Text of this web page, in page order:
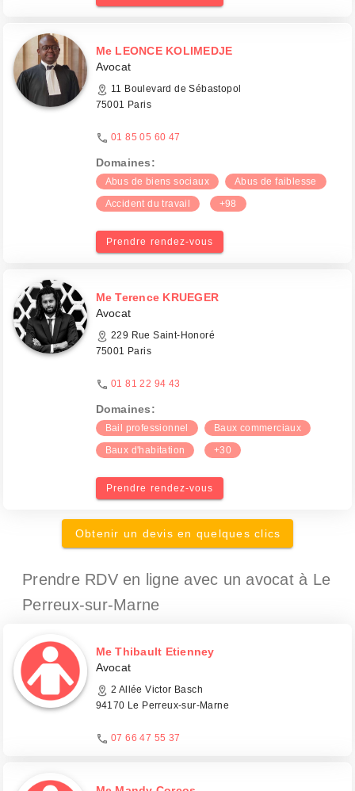
Me LEONCE KOLIMEDJE
Avocat
11 Boulevard de Sébastopol
75001 Paris
01 85 05 60 47
Domaines:
Abus de biens sociaux
Abus de faiblesse
Accident du travail
+98
Prendre rendez-vous
Me Terence KRUEGER
Avocat
229 Rue Saint-Honoré
75001 Paris
01 81 22 94 43
Domaines:
Bail professionnel
Baux commerciaux
Baux d'habitation
+30
Prendre rendez-vous
Obtenir un devis en quelques clics
Prendre RDV en ligne avec un avocat à Le
Perreux-sur-Marne
Me Thibault Etienney
Avocat
2 Allée Victor Basch
94170 Le Perreux-sur-Marne
07 66 47 55 37